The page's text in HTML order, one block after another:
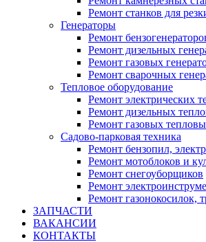
Ремонт станков для
Генераторы
Ремонт
Ремонт дизельных
Ремонт газовых
Ремонт сварочных
Тепловое оборудование
Ремонт электрических
Ремонт дизельных
Ремонт газовых
Садово-парковая техника
Ремонт бензопил,
Ремонт мотоблоков и
Ремонт снегоуборщиков
Ремонт
Ремонт газонокосилок,
ЗАПЧАСТИ
ВАКАНСИИ
КОНТАКТЫ